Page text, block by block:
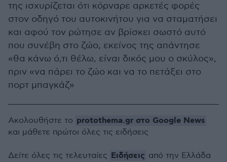
της ισχυρίζεται ότι κόρναρε αρκετές φορές
στον οδηγό του αυτοκινήτου για να σταματήσει
και αφού τον ρώτησε αν βρίσκει σωστό αυτό
που συνέβη στο ζώο, εκείνος της απάντησε
«θα κάνω ό,τι θέλω, είναι δικός μου ο σκύλος»,
πριν «να πάρει το ζώο και να το πετάξει στο
πορτ μπαγκάζ»
Ακολουθήστε το protothema.gr στο Google News
και μάθετε πρώτοι όλες τις ειδήσεις
Δείτε όλες τις τελευταίες Ειδήσεις από την Ελλάδα